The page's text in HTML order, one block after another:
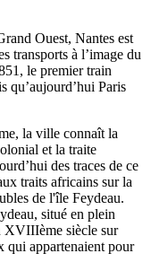
Ouest, Nantes est
transports à l’image du
le premier train
qu’aujourd’hui Paris
la ville connaît la
et la traite
des traces de ce
traits africains sur la
de l'île Feydeau.
situé en plein
XVIIIème siècle sur
qui appartenaient pour